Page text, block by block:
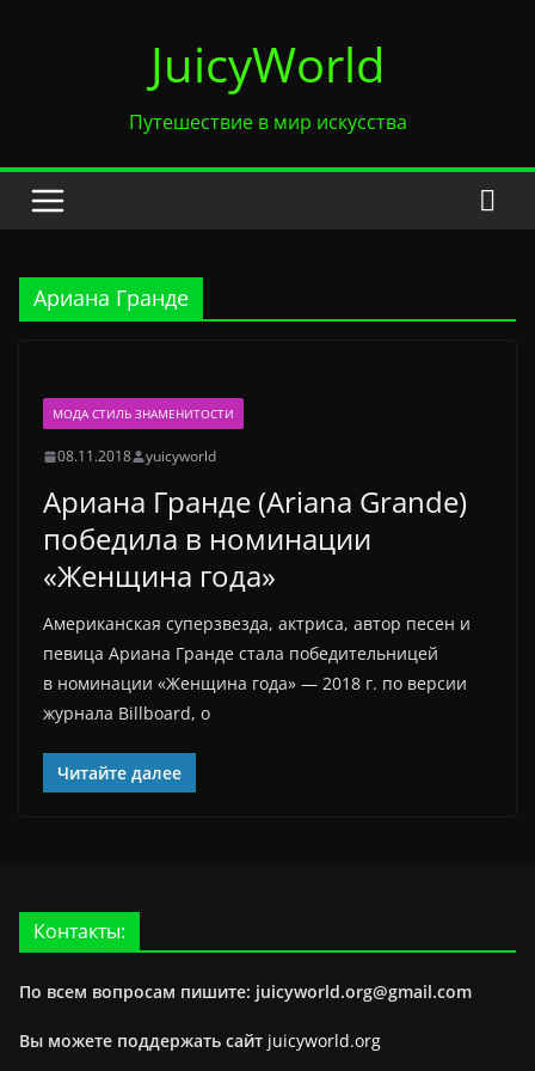
JuicyWorld
Путешествие в мир искусства
Ариана Гранде
МОДА СТИЛЬ ЗНАМЕНИТОСТИ
08.11.2018 yuicyworld
Ариана Гранде (Ariana Grande)
победила в номинации
«Женщина года»
Американская суперзвезда, актриса, автор песен и
певица Ариана Гранде стала победительницей
в номинации «Женщина года» — 2018 г. по версии
журнала Billboard, о
Читайте далее
Контакты:
По всем вопросам пишите: juicyworld.org@gmail.com
Вы можете поддержать сайт juicyworld.org